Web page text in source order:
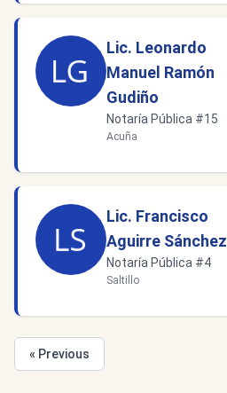
Lic. Leonardo
Manuel Ramón
Gudiño
Notaría Pública #15
Acuña
Lic. Francisco
Aguirre Sánchez
Notaría Pública #4
Saltillo
« Previous